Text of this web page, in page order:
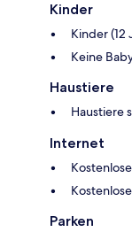
Kinder
Kinder
Keine
Haustiere
Haustiere
Internet
Parken